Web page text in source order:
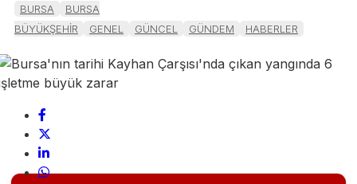
BURSA
BURSA
BÜYÜKŞEHİR
GENEL GÜNCEL GÜNDEM HABERLER